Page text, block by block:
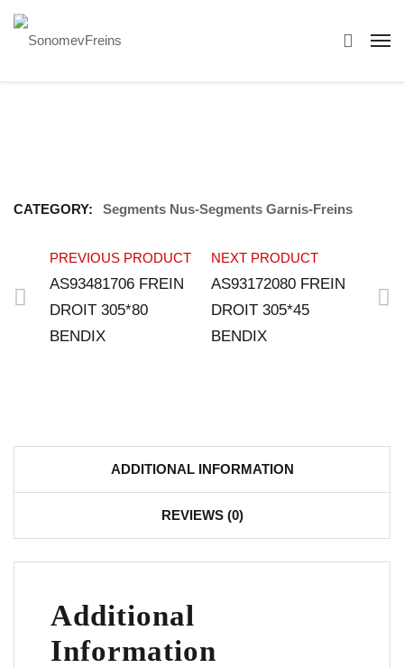
CATEGORY: Segments Nus-Segments Garnis-Freins
PREVIOUS PRODUCT
AS93481706 FREIN
DROIT 305*80
BENDIX
NEXT PRODUCT
AS93172080 FREIN
DROIT 305*45
BENDIX
ADDITIONAL INFORMATION
REVIEWS (0)
Additional
Information